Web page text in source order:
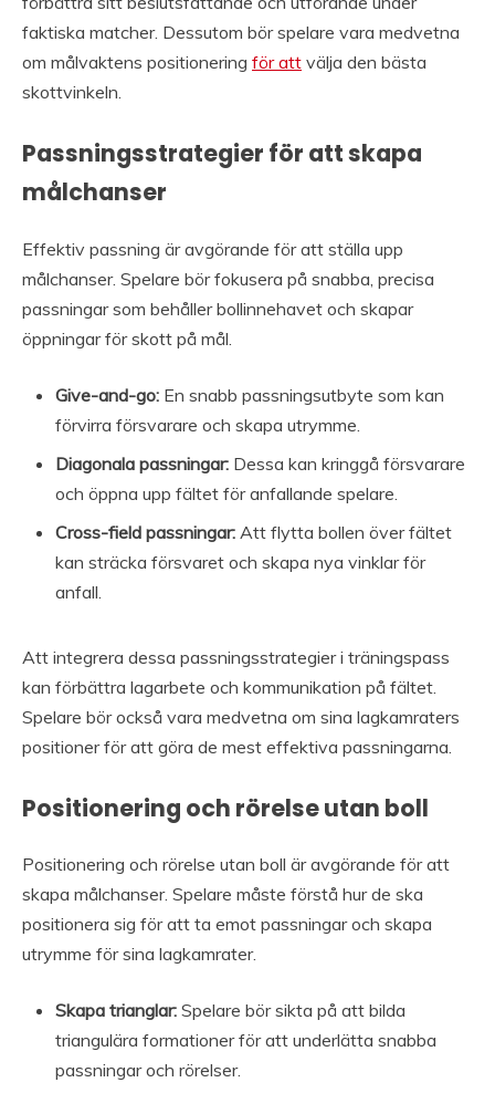
faktiska matcher. Dessutom bör spelare vara medvetna
om målvaktens positionering för att välja den bästa
skottvinkeln.
Passningsstrategier för att skapa
målchanser
Effektiv passning är avgörande för att ställa upp
målchanser. Spelare bör fokusera på snabba, precisa
passningar som behåller bollinnehavet och skapar
öppningar för skott på mål.
Give-and-go: En snabb passningsutbyte som kan
förvirra försvarare och skapa utrymme.
Diagonala passningar: Dessa kan kringgå försvarare
och öppna upp fältet för anfallande spelare.
Cross-field passningar: Att flytta bollen över fältet
kan sträcka försvaret och skapa nya vinklar för
anfall.
Att integrera dessa passningsstrategier i träningspass
kan förbättra lagarbete och kommunikation på fältet.
Spelare bör också vara medvetna om sina lagkamraters
positioner för att göra de mest effektiva passningarna.
Positionering och rörelse utan boll
Positionering och rörelse utan boll är avgörande för att
skapa målchanser. Spelare måste förstå hur de ska
positionera sig för att ta emot passningar och skapa
utrymme för sina lagkamrater.
Skapa trianglar: Spelare bör sikta på att bilda
triangulära formationer för att underlätta snabba
passningar och rörelser.